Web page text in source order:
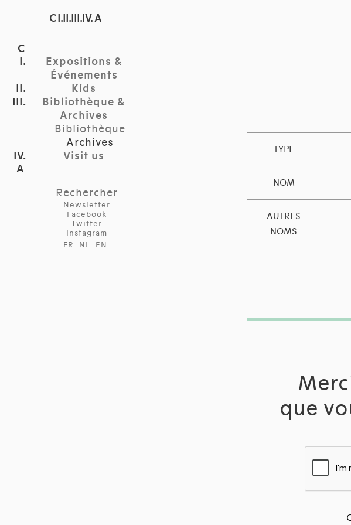
C I.II.III.IV. A
Expositions &
Événements
Kids
Bibliothèque &
Archives
Bibliothèque
Archives
Visit us
Rechercher
Newsletter
Facebook
Twitter
Instagram
FR
NL EN
TYPE
NOM
AUTRES
NOMS
que